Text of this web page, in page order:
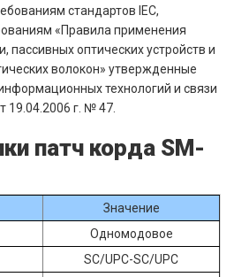
стандартов IEC,
«Правила применения
пассивных оптических устройств и
волокон» утвержденные
технологий и связи
19.04.2006 г. № 47.
патч корда SM-
Значение
Одномодовое
SC/UPC-SC/UPC